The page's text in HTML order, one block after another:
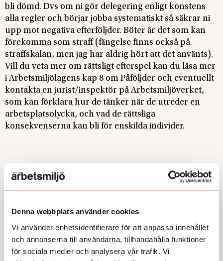
Denna webbplats använder cookies
Vi använder enhetsidentifierare för att anpassa innehållet
och annonserna till användarna, tillhandahålla funktioner
för sociala medier och analysera vår trafik. Vi
bli dömd. Dvs om ni gör delegering enligt konstens
alla regler och börjar jobba systematiskt så säkrar ni
upp mot negativa efterföljder. Böter är det som kan
förekomma som straff (fängelse finns också på
straffskalan, men jag har aldrig hört att det använts).
Vill du veta mer om rättsligt efterspel kan du läsa mer
i Arbetsmiljölagens kap 8 om Påföljder och eventuellt
kontakta en jurist/inspektör på Arbetsmiljöverket,
som kan förklara hur de tänker när de utreder en
arbetsplatsolycka, och vad de rättsliga
konsekvenserna kan bli för enskilda individer.
Publicerad: 2008-05-26
Så här jobbar vi på Allt om arbetsmiljö med journalistik. Redaktionen är
politiskt parti eller organisation och vi tar inte ställning. Det vi publicerar ska
vara sant och ha hög kvalitet.